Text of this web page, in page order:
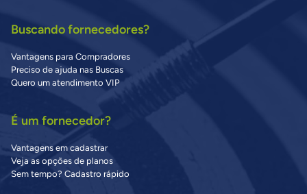
Buscando fornecedores?
Vantagens para Compradores
Preciso de ajuda nas Buscas
Quero um atendimento VIP
É um fornecedor?
Vantagens em cadastrar
Veja as opções de planos
Sem tempo? Cadastro rápido